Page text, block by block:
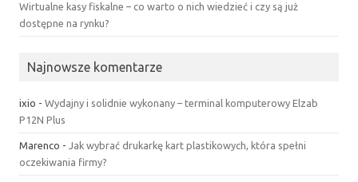
Wirtualne kasy fiskalne – co warto o nich wiedzieć i czy są już
dostępne na rynku?
Najnowsze komentarze
ixio - Wydajny i solidnie wykonany – terminal komputerowy Elzab
P12N Plus
Marenco - Jak wybrać drukarkę kart plastikowych, która spełni
oczekiwania firmy?